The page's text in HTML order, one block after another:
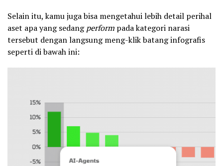
Selain itu, kamu juga bisa mengetahui lebih detail perihal
aset apa yang sedangperform pada kategori narasi
tersebut dengan langsung meng-klik batang infografis
seperti di bawah ini: